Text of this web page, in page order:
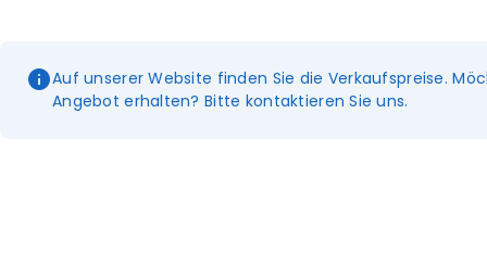
Auf unserer Website finden Sie die Verkaufspreise.
Angebot erhalten? Bitte kontaktieren Sie uns.